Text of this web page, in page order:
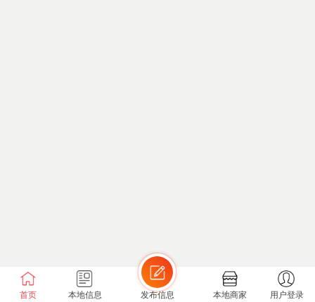
首页 本地信息 发布信息 本地商家 用户登录